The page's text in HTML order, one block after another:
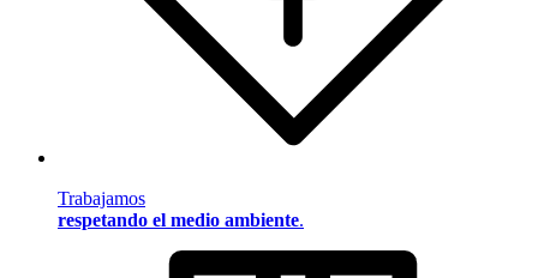
Trabajamos
respetando el medio ambiente.